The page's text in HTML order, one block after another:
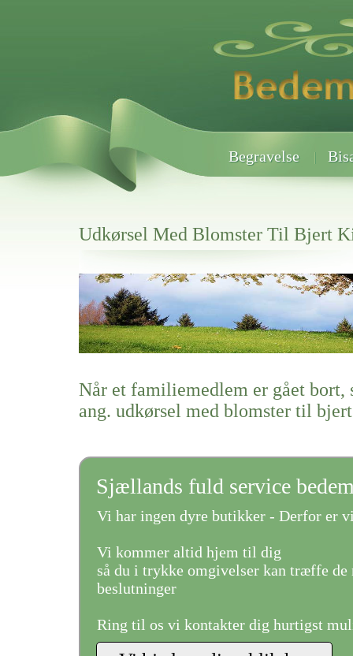
Begravelse
Udkørsel Med Blomster Til Bjert
Her hos os får du altid en god afslutning når det gælder
Udkørsel Med Blomster Til Bjert Kirkegårde
vi hjælper i alle faser af begravelsel
Når et familiemedlem er gået bort,
ang. udkørsel med blomster til
Sjællands fuld service
Vi har ingen dyre butikker - Derfor er
Vi kommer altid hjem til dig
så du i trykke omgivelser kan træffe de
beslutninger
Ring til os vi kontakter dig hurtigst